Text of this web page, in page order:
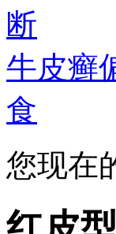
断
牛皮癣
食
您现在